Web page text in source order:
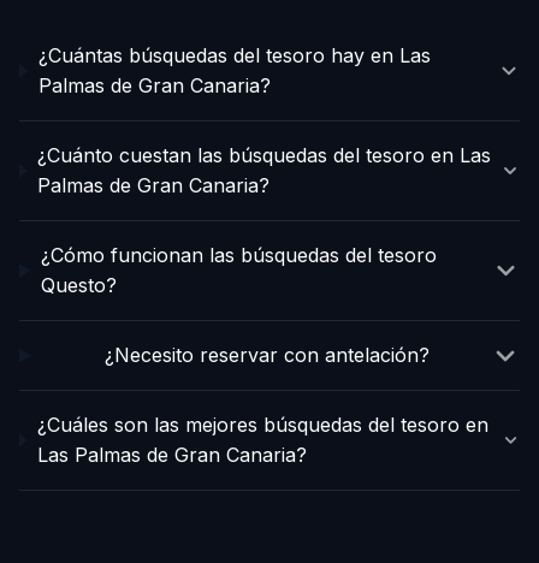
¿Cuántas búsquedas del tesoro hay en Las
Palmas de Gran Canaria?
¿Cuánto cuestan las búsquedas del tesoro en Las
Palmas de Gran Canaria?
¿Cómo funcionan las búsquedas del tesoro
Questo?
¿Necesito reservar con antelación?
¿Cuáles son las mejores búsquedas del tesoro en
Las Palmas de Gran Canaria?